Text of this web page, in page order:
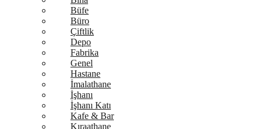
Büfe
Büro
Çiftlik
Depo
Fabrika
Genel
Hastane
İmalathane
İşhanı
İşhanı Katı
Kafe & Bar
Kıraathane